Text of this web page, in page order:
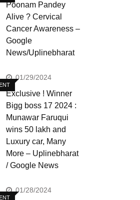
Poonam Pandey
Alive ? Cervical
Cancer Awareness –
Google
News/Uplinebharat
01/29/2024
Exclusive ! Winner
Bigg boss 17 2024 :
Munawar Faruqui
wins 50 lakh and
Luxury car, Many
More – Uplinebharat
/ Google News
01/28/2024